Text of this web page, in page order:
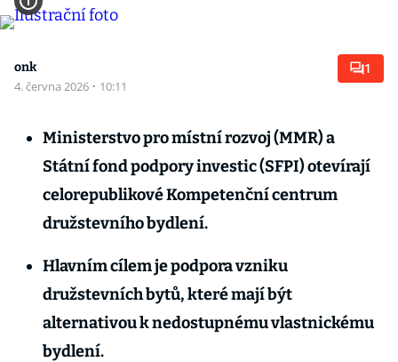
onk
4. června 2026 · 10:11
1
Ministerstvo pro místní rozvoj (MMR) a
Státní fond podpory investic (SFPI) otevírají
celorepublikové Kompetenční centrum
družstevního bydlení.
Hlavním cílem je podpora vzniku
družstevních bytů, které mají být
alternativou k nedostupnému vlastnickému
bydlení.